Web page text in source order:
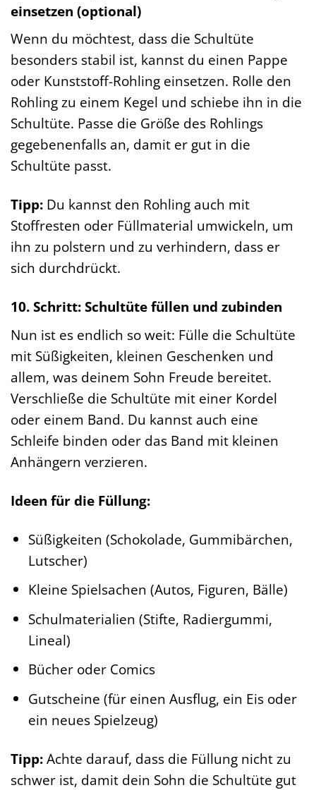
einsetzen (optional)
Wenn du möchtest, dass die Schultüte
besonders stabil ist, kannst du einen Pappe
oder Kunststoff-Rohling einsetzen. Rolle den
Rohling zu einem Kegel und schiebe ihn in die
Schultüte. Passe die Größe des Rohlings
gegebenenfalls an, damit er gut in die
Schultüte passt.
Tipp: Du kannst den Rohling auch mit
Stoffresten oder Füllmaterial umwickeln, um
ihn zu polstern und zu verhindern, dass er
sich durchdrückt.
10. Schritt: Schultüte füllen und zubinden
Nun ist es endlich so weit: Fülle die Schultüte
mit Süßigkeiten, kleinen Geschenken und
allem, was deinem Sohn Freude bereitet.
Verschließe die Schultüte mit einer Kordel
oder einem Band. Du kannst auch eine
Schleife binden oder das Band mit kleinen
Anhängern verzieren.
Ideen für die Füllung:
Süßigkeiten (Schokolade, Gummibärchen,
Lutscher)
Kleine Spielsachen (Autos, Figuren, Bälle)
Schulmaterialien (Stifte, Radiergummi,
Lineal)
Bücher oder Comics
Gutscheine (für einen Ausflug, ein Eis oder
ein neues Spielzeug)
Tipp:Achte darauf, dass die Füllung nicht zu
schwer ist, damit dein Sohn die Schultüte gut